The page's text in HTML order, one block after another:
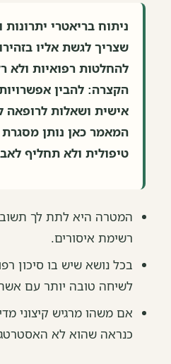
ניתוח בריאטרי
שצריך לגשת אליו
להחלטות רפואיות ולא
הקצרה: להבין
אישית ושאלות לרופאה
המאמר כאן נותן
טיפולית ולא תחליף
המטרה היא לתת לך
רשימת איסורים.
בכל נושא שיש בו סיכון
לשיחה טובה יותר עם
אם משהו מרגיש קיצוני
כנראה שהוא לא